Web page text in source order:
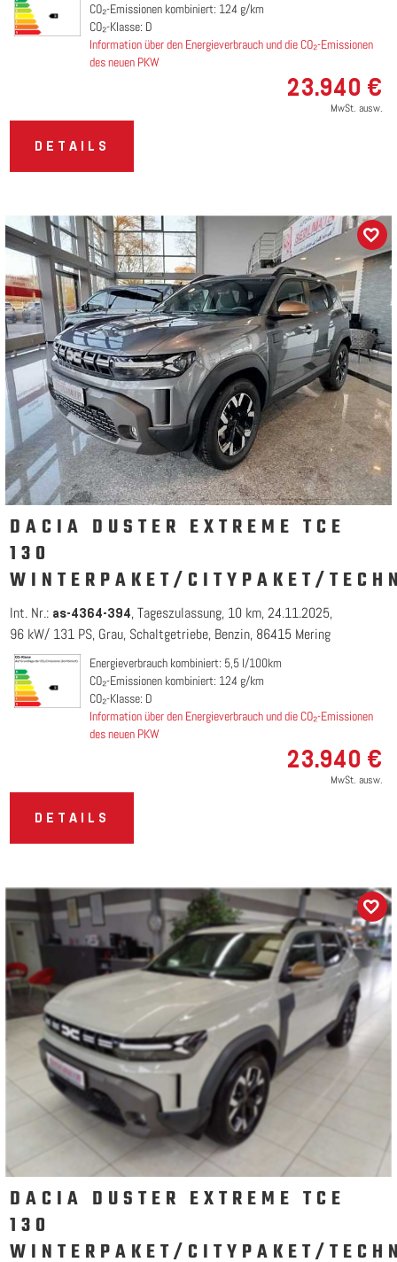
CO₂-Emissionen kombiniert: 124 g/km
CO₂-Klasse: D
Information über den Energieverbrauch und die CO₂-Emissionen
des neuen PKW
23.940 €
MwSt. ausw.
DETAILS
DACIA DUSTER EXTREME TCE
130
WINTERPAKET/CITYPAKET/
Int. Nr.: as-4364-394 Tageszulassung 10 km 24.11.2025
96 kW/ 131 PS Grau Schaltgetriebe Benzin 86415 Mering
Energieverbrauch kombiniert: 5,5 l/100km
CO₂-Emissionen kombiniert: 124 g/km
CO₂-Klasse: D
Information über den Energieverbrauch und die CO₂-Emissionen
des neuen PKW
23.940 €
MwSt. ausw.
DETAILS
DACIA DUSTER EXTREME TCE
130
WINTERPAKET/CITYPAKET/